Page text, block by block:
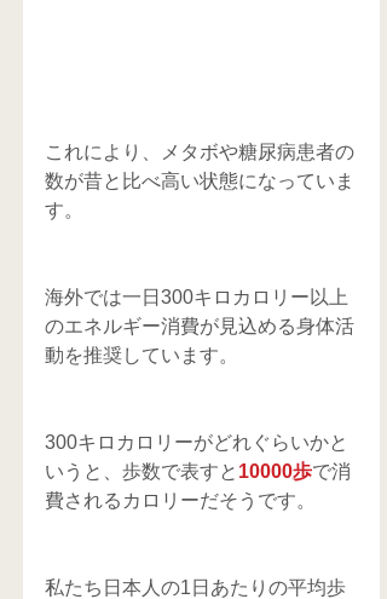
これにより、メタボや糖尿病患者の
数が昔と比べ高い状態になっていま
す。
海外では一日300キロカロリー以上
のエネルギー消費が見込める身体活
動を推奨しています。
300キロカロリーがどれぐらいかと
いうと、歩数で表すと 10000歩で消
費されるカロリーだそうです。
私たち日本人の1日あたりの平均歩